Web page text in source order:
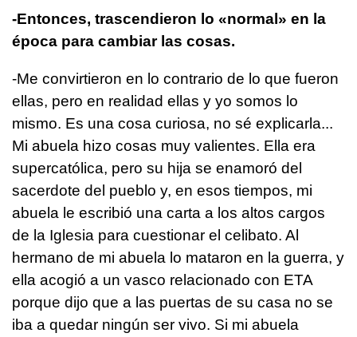
-Entonces, trascendieron lo «normal» en la
época para cambiar las cosas.
-Me convirtieron en lo contrario de lo que fueron
ellas, pero en realidad ellas y yo somos lo
mismo. Es una cosa curiosa, no sé explicarla...
Mi abuela hizo cosas muy valientes. Ella era
supercatólica, pero su hija se enamoró del
sacerdote del pueblo y, en esos tiempos, mi
abuela le escribió una carta a los altos cargos
de la Iglesia para cuestionar el celibato. Al
hermano de mi abuela lo mataron en la guerra, y
ella acogió a un vasco relacionado con ETA
porque dijo que a las puertas de su casa no se
iba a quedar ningún ser vivo. Si mi abuela